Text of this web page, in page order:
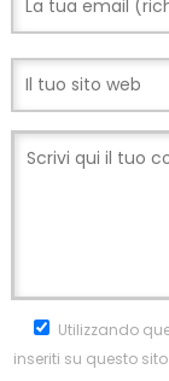
Utilizzando
inseriti su questo